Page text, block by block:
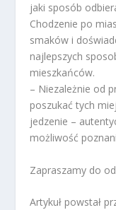
jaki sposób
Chodzenie po
smaków i
najlepszych
mieszkańców.
– Niezależnie od
poszukać tych
jedzenie –
możliwość
Zapraszamy do
Artykuł powstał